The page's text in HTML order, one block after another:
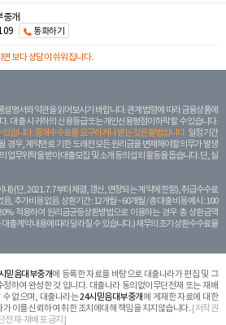
중개
통화하기
보다 상담이 쉬워집니다.
명서와 약관을 읽어보시기 바랍니다. 관계 법령에 따라 금융상품에
. 대 출 시 귀하의 신용등급 또는 개인신용평점이 하락할 수 있습니다.
습니다. 중개수수료를 요구하거나 받는 것은 불법입니다. 일정 기간
경우, 계약만료 기한 도래전 모든 원리금을 변제해야할 의무가 발생
업무위탁을 받아 대출모집 및 소개 등의 섭외 활동을 돕습니다. 단, 실
) (단, 2021. 7. 7부터 체결, 갱신, 연장되는 계 약에 한함), 취급수수료
, 추가비용 없음. 상환기간 : 12개월 ~ 60개월 / 총 대출 비용 예시 : 100
적용하여 원리금균등상환방법으로 이용하는 경우 총 상환금액
출계약 내용에 따라 달라질 수 있습니다.) 채무의 조기 상환수수료율
믿음대부중개에 등록한 자료를 바탕으로 대출나라가 편집 및 그
정하여 완성한 것 입니다. 대출나라 동의없이무단전재 또는 재배
수 없으며, 대출나라는24시믿음대부중개 에 게재한 자료에 대한
가 이를 신뢰하여 취한 조치에대해 책임을 지지않습니다. [저작권
전재-재배포 금지]